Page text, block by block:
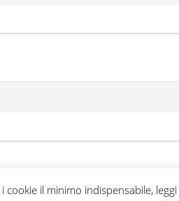
cookie il minimo indispensabile,